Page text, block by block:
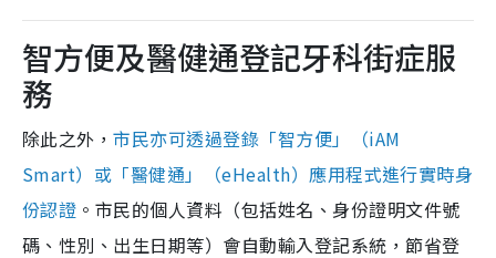
智方便及醫健通登記牙科街症服
務
除此之外，市民亦可透過登錄「智方便」（iAM
Smart）或「醫健通」（eHealth）應用程式進行實時身
份認證 。市民的個人資料（包括姓名、身份證明文件號
碼、性別、出生日期等）會自動輸入登記系統，節省登